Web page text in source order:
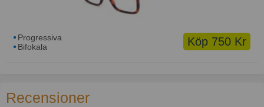
Köp 750 Kr
Progressiva
Bifokala
Recensioner